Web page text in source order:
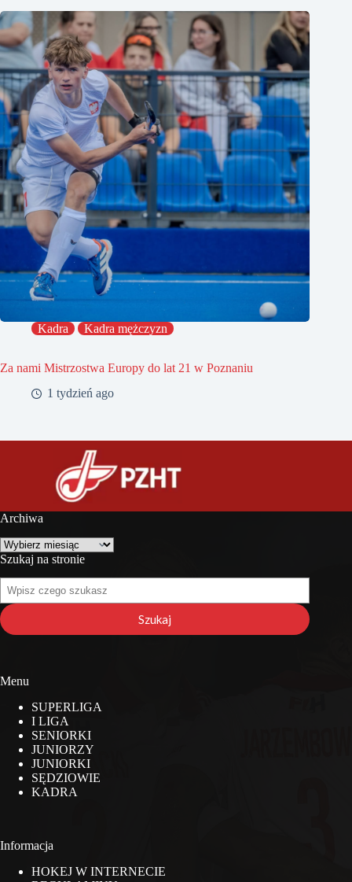
Kadra Kadra mężczyzn
Za nami Mistrzostwa Europy do lat 21 w Poznaniu
1 tydzień ago
Archiwa
Archiwa
Szukaj na stronie
Szukaj
na
stronie
Szukaj
Menu
SUPERLIGA
I LIGA
SENIORKI
JUNIORZY
JUNIORKI
SĘDZIOWIE
KADRA
Informacja
HOKEJ W INTERNECIE